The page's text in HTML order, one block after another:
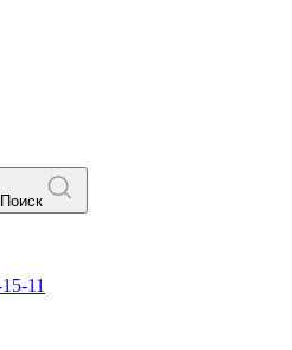
Поиск
11